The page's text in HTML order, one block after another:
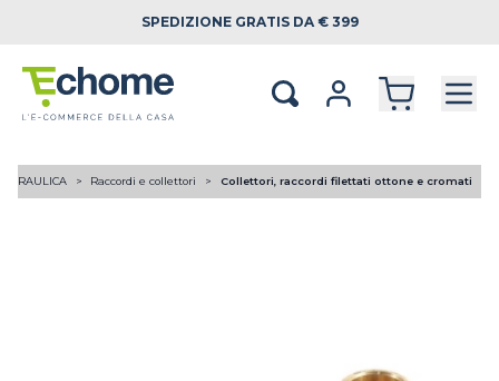
SPEDIZIONE GRATIS DA € 399
Raccordi e collettori Collettori, raccordi filettati ottone e cromati